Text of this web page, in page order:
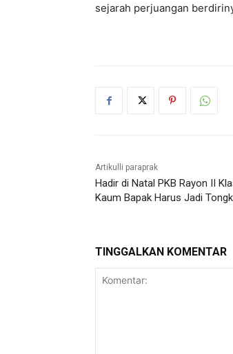
sejarah perjuangan
Artikulli paraprak
Hadir di Natal PKB Rayon II
Kaum Bapak Harus Jadi
TINGGALKAN KOMENTAR